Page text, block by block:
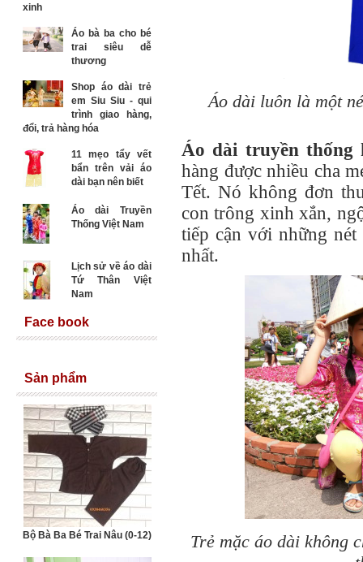
Áo dài luôn là một
Áo dài truyền thống
hàng được nhiều cha
Tết. Nó không đơn
con trông xinh xắn,
tiếp cận với những
nhất.
Trẻ mặc áo dài không
xinh
Áo bà ba cho bé
trai siêu dễ
thương
Shop áo dài trẻ
em Siu Siu - qui
trình giao hàng,
đổi, trả hàng hóa
11 mẹo tẩy vết
bẩn trên vải áo
dài bạn nên biết
Áo dài Truyền
Thống Việt Nam
Lịch sử về áo dài
Tứ Thân Việt
Nam
Face book
Sản phẩm
Bộ Bà Ba Bé Trai Nâu (0-12)